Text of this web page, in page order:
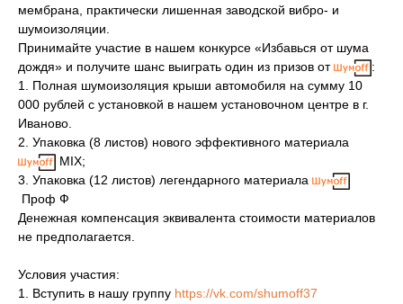
мембрана, практически лишенная заводской вибро- и
шумоизоляции.
Принимайте участие в нашем конкурсе «Избавься от шума
дождя» и получите шанс выиграть один из призов от
:
1. Полная шумоизоляция крыши автомобиля на сумму 10
000 рублей с установкой в нашем установочном центре в г.
Иваново.
2. Упаковка (8 листов) нового эффективного материала
MIX;
3. Упаковка (12 листов) легендарного материала
Проф Ф
Денежная компенсация эквивалента стоимости материалов
не предполагается.
Условия участия:
1. Вступить в нашу группу https://vk.com/shumoff37